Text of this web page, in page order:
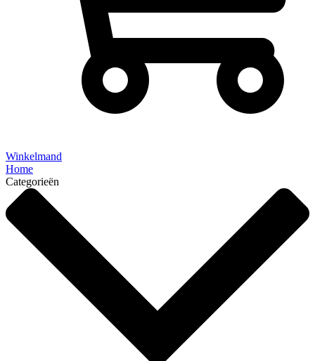
Winkelmand
Home
Categorieën